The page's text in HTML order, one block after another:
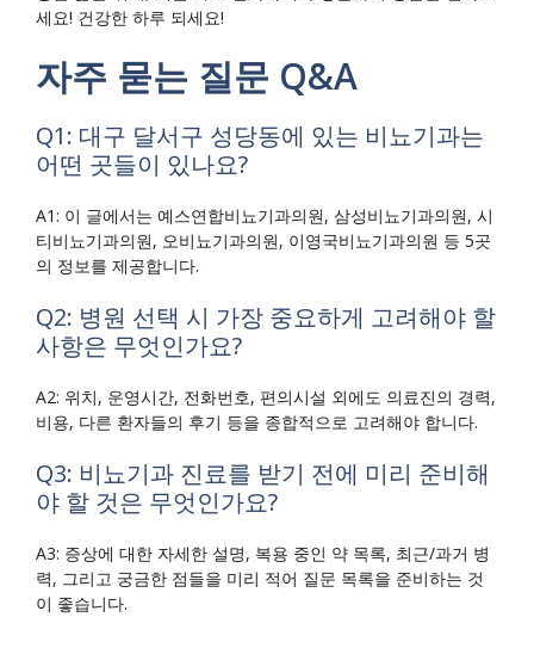
세요! 건강한 하루 되세요!
자주 묻는 질문 Q&A
Q1: 대구 달서구 성당동에 있는 비뇨기과는
어떤 곳들이 있나요?
A1: 이 글에서는 예스연합비뇨기과의원, 삼성비뇨기과의원, 시
티비뇨기과의원, 오비뇨기과의원, 이영국비뇨기과의원 등 5곳
의 정보를 제공합니다.
Q2: 병원 선택 시 가장 중요하게 고려해야 할
사항은 무엇인가요?
A2: 위치, 운영시간, 전화번호, 편의시설 외에도 의료진의 경력,
비용, 다른 환자들의 후기 등을 종합적으로 고려해야 합니다.
Q3: 비뇨기과 진료를 받기 전에 미리 준비해
야 할 것은 무엇인가요?
A3: 증상에 대한 자세한 설명, 복용 중인 약 목록, 최근/과거 병
력, 그리고 궁금한 점들을 미리 적어 질문 목록을 준비하는 것
이 좋습니다.